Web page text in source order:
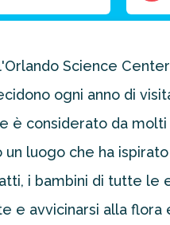
Science
ogni anno di
è considerato da
luogo che ha
i bambini di tutte le
e avvicinarsi alla flora